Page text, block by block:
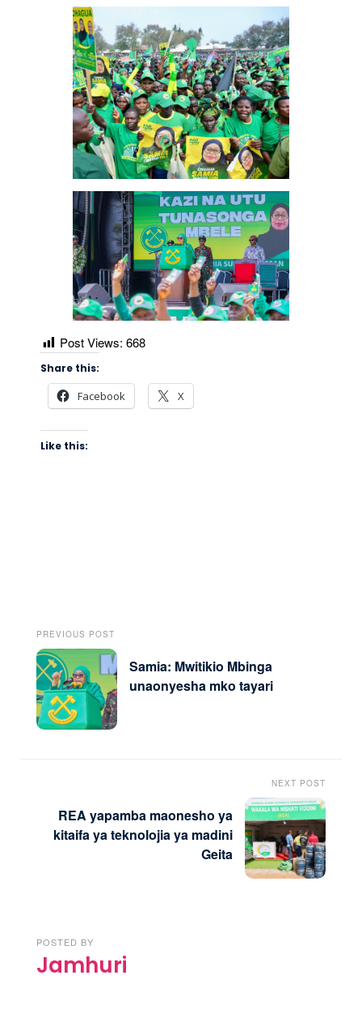
Post Views: 668
Share this:
Facebook X
Like this:
PREVIOUS POST
Samia: Mwitikio Mbinga
unaonyesha mko tayari
NEXT POST
REA yapamba maonesho ya
kitaifa ya teknolojia ya madini
Geita
POSTED BY
Jamhuri